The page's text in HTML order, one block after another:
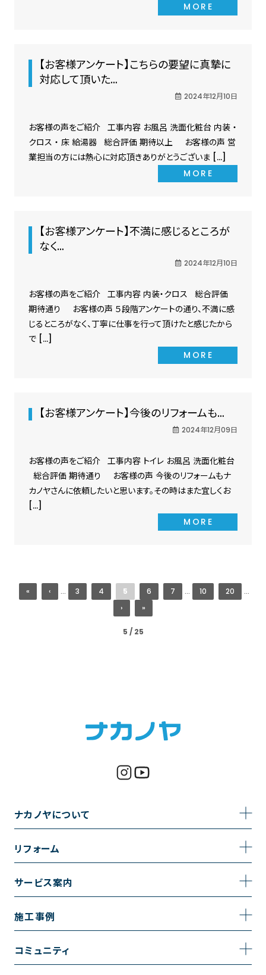
MORE
【お客様アンケート】こちらの要望に真摯に
対応して頂いた…
2024年12月10日
お客様の声をご紹介 工事内容 お風呂 洗面化粧台 内装 ・
クロス ・ 床 給湯器 総合評価 期待以上 お客様の声 営
業担当の方には熱心に対応頂きありがとうございま […]
MORE
【お客様アンケート】不満に感じるところが
なく…
2024年12月10日
お客様の声をご紹介 工事内容 内装・クロス 総合評価
期待通り お客様の声 ５段階アンケートの通り、不満に感
じるところがなく、丁寧に仕事を行って頂けたと感じたから
で […]
MORE
【お客様アンケート】今後のリフォームも…
2024年12月09日
お客様の声をご紹介 工事内容 トイレ お風呂 洗面化粧台
総合評価 期待通り お客様の声 今後のリフォームもナ
カノヤさんに依頼したいと思います。その時はまた宜しくお
[…]
MORE
5 / 25
« ‹ ... 3 4 5 6 7 ... 10 20
...
›
»
ナカノヤについて
採用情報
リフォーム
トイレのリフォーム
キッチンのリフォーム
サービス案内
サービスの流れ
施工事例
施工事例一覧
コミュニティ